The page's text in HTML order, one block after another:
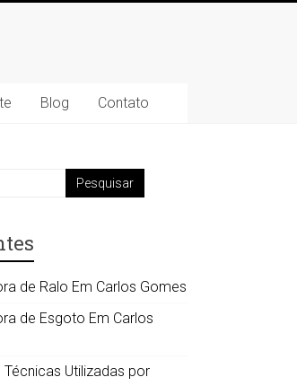
Blog Contato
de Ralo Em Carlos Gomes
de Esgoto Em Carlos
Técnicas Utilizadas por